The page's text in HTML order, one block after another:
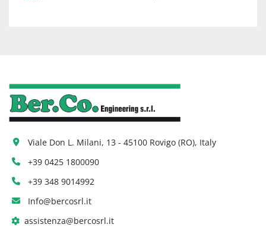
Viale Don L. Milani, 13 - 45100 Rovigo (RO), Italy
+39 0425 1800090
+39 348 9014992
Info@bercosrl.it
assistenza@bercosrl.it